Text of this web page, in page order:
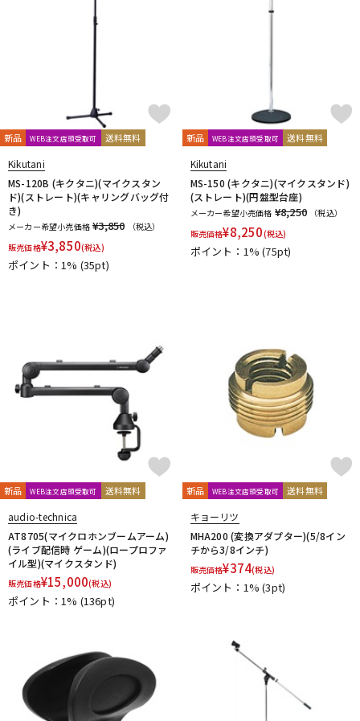
新品 WEB注文店頭受取可 送料無料
Kikutani
MS-120B (キクタニ)(マイクスタン
ド)(ストレート)(キャリングバッグ付
き)
メーカー希望小売価格 ¥3,850
（税込）
販売価格¥3,850(税込)
ポイント：1% (35pt)
新品 WEB注文店頭受取可 送料無料
Kikutani
MS-150 (キクタニ)(マイクスタンド)
(ストレート)(円盤型台座)
メーカー希望小売価格 ¥8,250
（税込）
販売価格¥8,250(税込)
ポイント：1%(75pt)
新品 WEB注文店頭受取可 送料無料
audio-technica
AT8705(マイクロホンブームアーム)
(ライブ配信時 ゲーム)(ロープロファ
イル型)(マイクスタンド)
販売価格¥15,000(税込)
ポイント：1% (136pt)
新品 WEB注文店頭受取可 送料無料
キョーリツ
MHA200 (変換アダプター)(5/8イン
チから3/8インチ)
販売価格¥374(税込)
ポイント：1%(3pt)